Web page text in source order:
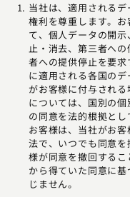
当社は、適用される
権利を尊重します。
て、個人データの開
止・消去、第三者へ
者への提供停止を要
に適用される各国の
がお客様に付与され
については、国別の
の同意を法的根拠とし
お客様は、当社がお
法で、いつでも同意
様が同意を撤回する
から得ていた同意に
じません。